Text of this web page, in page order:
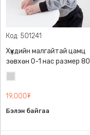
Код: 501241
Хүүхдийн малгайтай цамц
зөвхөн 0-1 нас размер 80
сонголттой
19,000₮
Бэлэн байгаа